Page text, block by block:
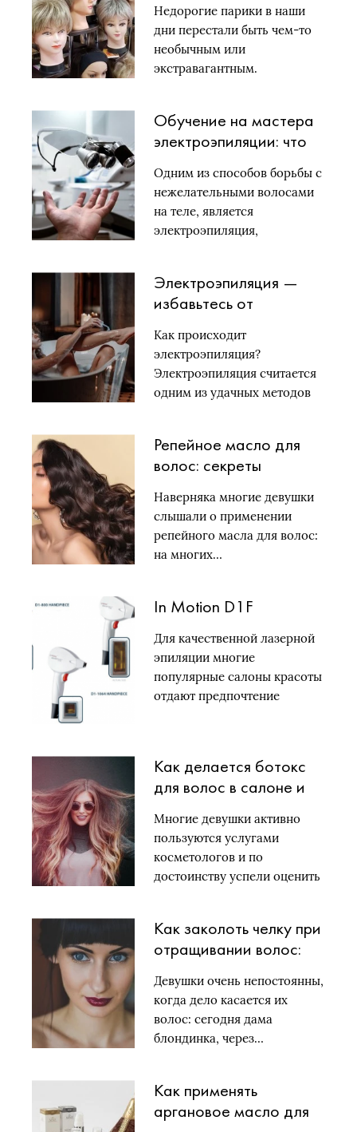
купить и как выбрать
подходящую модель
Недорогие парики в наши
дни перестали быть чем-то
необычным или
экстравагантным.
Обучение на мастера
электроэпиляции: что
дает эта профессия и
где учиться?
Одним из способов борьбы с
нежелательными волосами
на теле, является
электроэпиляция,
Электроэпиляция —
избавьтесь от
навсегда!
Как происходит
электроэпиляция?
Электроэпиляция считается
одним из удачных методов
Репейное масло для
волос: секреты
рецепта
Наверняка многие девушки
слышали о применении
репейного масла для волос:
на многих…
In Motion D1F
Для качественной лазерной
эпиляции многие
популярные салоны красоты
отдают предпочтение
Как делается ботокс
для волос в салоне и
инструкция
Многие девушки активно
пользуются услугами
косметологов и по
достоинству успели оценить
Как заколоть челку при
отращивании волос:
Девушки очень непостоянны,
когда дело касается их
волос: сегодня дама
блондинка, через…
Как применять
аргановое масло для